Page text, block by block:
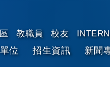
教職員 校友
位 招生資訊 新聞